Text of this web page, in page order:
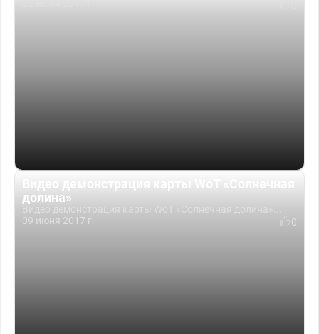
долина»
09 июня 2017 г.
0